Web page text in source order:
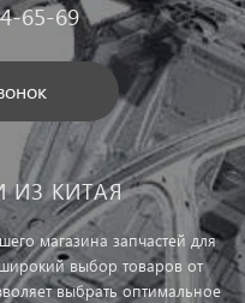
65-69
ИЗ КИТАЯ
магазина запчастей для
выбор товаров от
выбрать оптимальное